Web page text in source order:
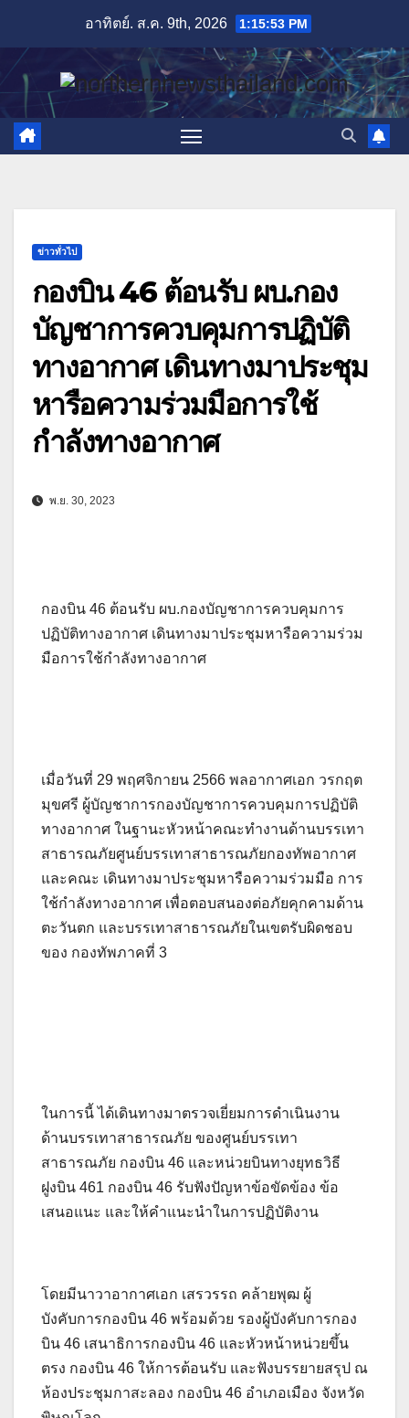
content
อาทิตย์. ส.ค. 9th, 2026 1:15:54 PM
ข่าวทั่วไป
กองบิน 46 ต้อนรับ ผบ.กอง
บัญชาการควบคุมการปฏิบัติ
ทางอากาศ เดินทางมาประชุม
หารือความร่วมมือการใช้
กำลังทางอากาศ
พ.ย. 30, 2023
กองบิน 46 ต้อนรับ ผบ.กองบัญชาการควบคุมการ
ปฏิบัติทางอากาศ เดินทางมาประชุมหารือความร่วม
มือการใช้กำลังทางอากาศ
เมื่อวันที่ 29 พฤศจิกายน 2566 พลอากาศเอก วรกฤต
มุขศรี ผู้บัญชาการกองบัญชาการควบคุมการปฏิบัติ
ทางอากาศ ในฐานะหัวหน้าคณะทำงานด้านบรรเทา
สาธารณภัยศูนย์บรรเทาสาธารณภัยกองทัพอากาศ
และคณะ เดินทางมาประชุมหารือความร่วมมือ การ
ใช้กำลังทางอากาศ เพื่อตอบสนองต่อภัยคุกคามด้าน
ตะวันตก และบรรเทาสาธารณภัยในเขตรับผิดชอบ
ของ กองทัพภาคที่ 3
ในการนี้ ได้เดินทางมาตรวจเยี่ยมการดำเนินงาน
ด้านบรรเทาสาธารณภัย ของศูนย์บรรเทา
สาธารณภัย กองบิน 46 และหน่วยบินทางยุทธวิธี
ฝูงบิน 461 กองบิน 46 รับฟังปัญหาข้อขัดข้อง ข้อ
เสนอแนะ และให้คำแนะนำในการปฏิบัติงาน
โดยมีนาวาอากาศเอก เสรวรรถ คล้ายพุฒ ผู้
บังคับการกองบิน 46 พร้อมด้วย รองผู้บังคับการกอง
บิน 46 เสนาธิการกองบิน 46 และหัวหน้าหน่วยขึ้น
ตรง กองบิน 46 ให้การต้อนรับ และฟังบรรยายสรุป ณ
ห้องประชุมกาสะลอง กองบิน 46 อำเภอเมือง จังหวัด